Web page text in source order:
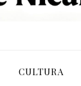
CULTURA